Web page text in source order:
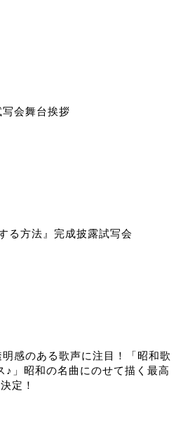
写会舞台挨拶
る方法』完成披露試写会
感のある歌声に注目！「昭和歌
♪」昭和の名曲にのせて描く最高
定！